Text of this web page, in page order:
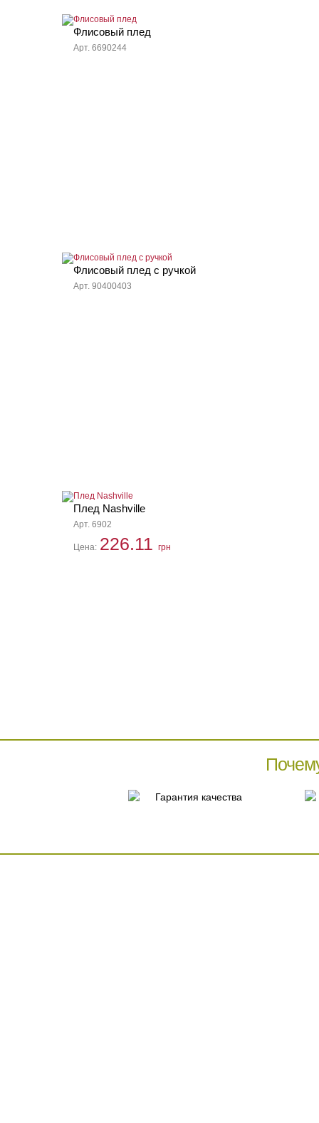
Флисовый плед
Арт. 6690244
Флисовый плед с ручкой
Арт. 90400403
Плед Nashville
Арт. 6902
Цена: 226.11 грн
Гарантия качества